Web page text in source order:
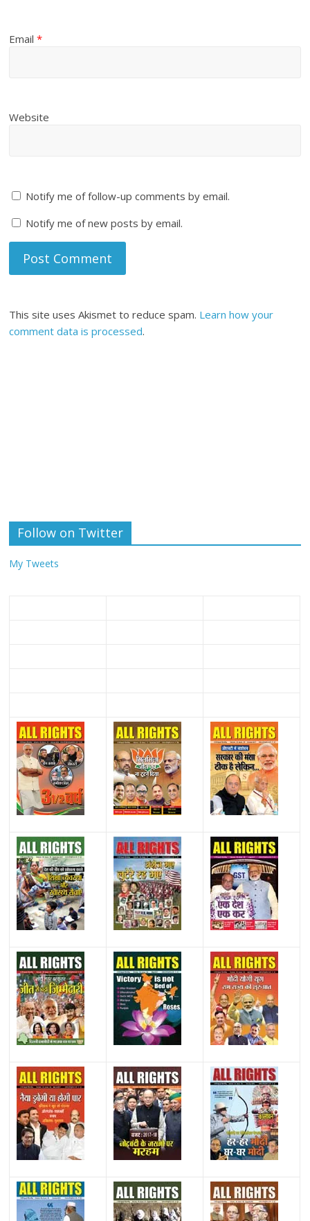
Email*
Website
Notify me of follow-up comments by email.
Notify me of new posts by email.
This site uses Akismet to reduce spam. Learn how your
comment data is processed.
Follow on Twitter
My Tweets